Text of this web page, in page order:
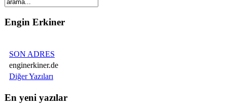
Engin Erkiner
SON ADRES
enginerkiner.de
Diğer Yazıları
En yeni yazılar